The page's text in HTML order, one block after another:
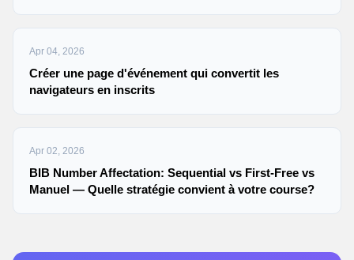
Apr 04, 2026
Créer une page d'événement qui convertit les
navigateurs en inscrits
Apr 02, 2026
BIB Number Affectation: Sequential vs First-Free vs
Manuel — Quelle stratégie convient à votre course?